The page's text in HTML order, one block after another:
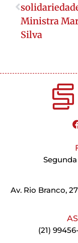
Ministra
Silva
Segunda
Av. Rio Branco,
(21)